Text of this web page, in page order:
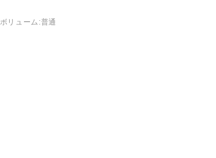
ボリューム :普通